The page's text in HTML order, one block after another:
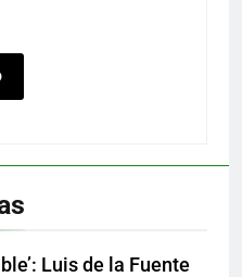
Luis de la Fuente